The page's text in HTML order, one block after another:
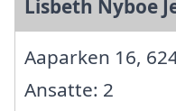
Lisbeth Nyboe
Aaparken 16,
Ansatte: 2